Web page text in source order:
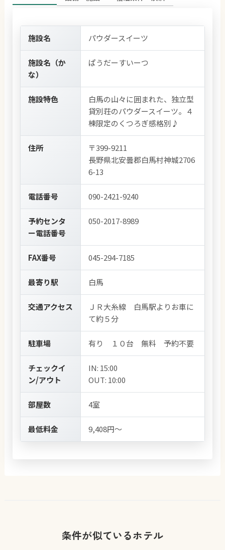
施設名 パウダースイーツ
施設名（か
な）
ぱうだーすいーつ
施設特色
白馬の山々に囲まれた、独立型
貸別荘のパウダースイーツ。４
棟限定のくつろぎ感格別♪
住所
〒399-9211
長野県北安曇郡白馬村神城2706
6-13
電話番号 090-2421-9240
予約センタ
ー電話番号
050-2017-8989
FAX番号 045-294-7185
最寄り駅 白馬
交通アクセス
ＪＲ大糸線 白馬駅よりお車に
て約５分
駐車場 有り １０台 無料 予約不要
チェックイ
ン/アウト
IN: 15:00
OUT: 10:00
部屋数 4室
最低料金 9,408円～
条件が似ているホテル